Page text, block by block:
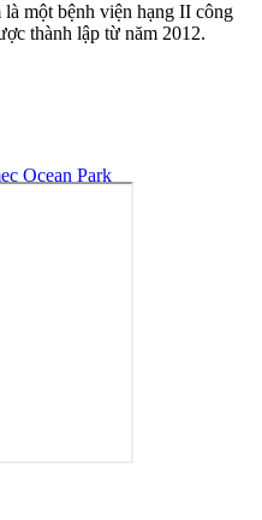
một bệnh viện hạng II công
thành lập từ năm 2012.
Ocean Park